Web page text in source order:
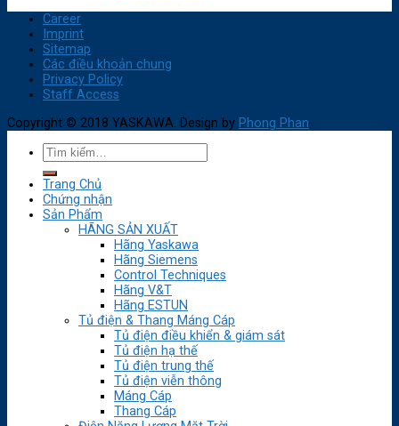
Career
Imprint
Sitemap
Các điều khoản chung
Privacy Policy
Staff Access
Copyright © 2018 YASKAWA. Design by Phong Phan
Trang Chủ
Chứng nhận
Sản Phẩm
HÃNG SẢN XUẤT
Hãng Yaskawa
Hãng Siemens
Control Techniques
Hãng V&T
Hãng ESTUN
Tủ điện & Thang Máng Cáp
Tủ điện điều khiển & giám sát
Tủ điện hạ thế
Tủ điện trung thế
Tủ điện viễn thông
Máng Cáp
Thang Cáp